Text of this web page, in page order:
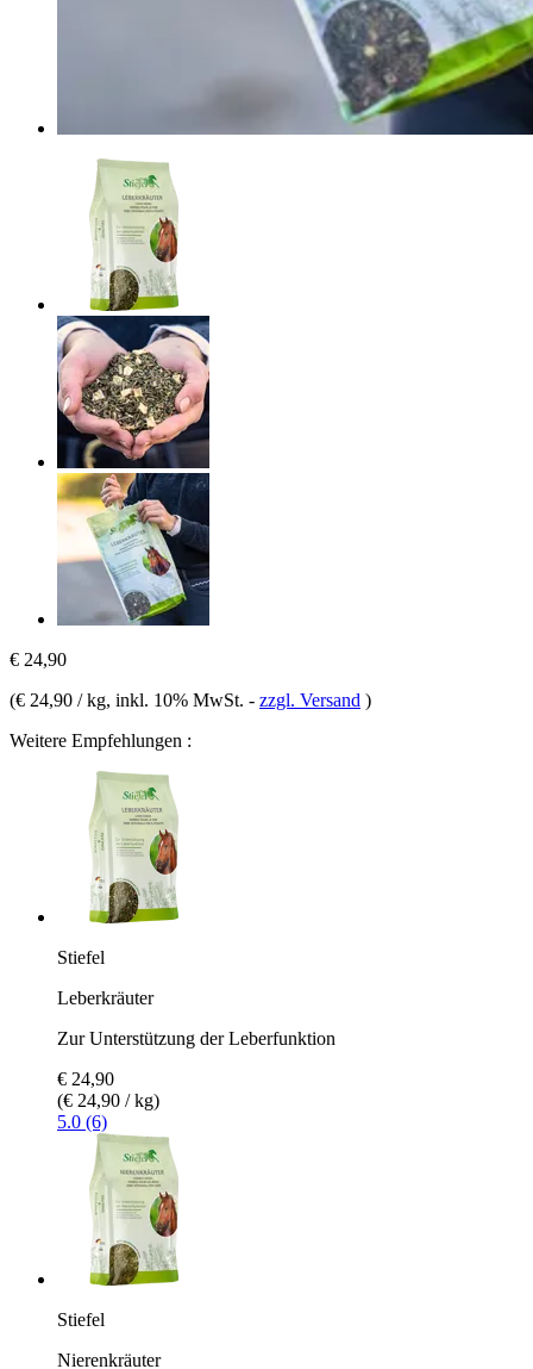
€ 24,90
(€ 24,90 / kg, inkl. 10% MwSt. - zzgl. Versand )
Weitere Empfehlungen :
Stiefel
Leberkräuter
Zur Unterstützung der Leberfunktion
€ 24,90
(€ 24,90 / kg)
5.0 (6)
Stiefel
Nierenkräuter